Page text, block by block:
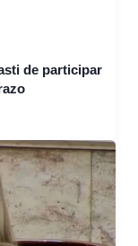
de participar